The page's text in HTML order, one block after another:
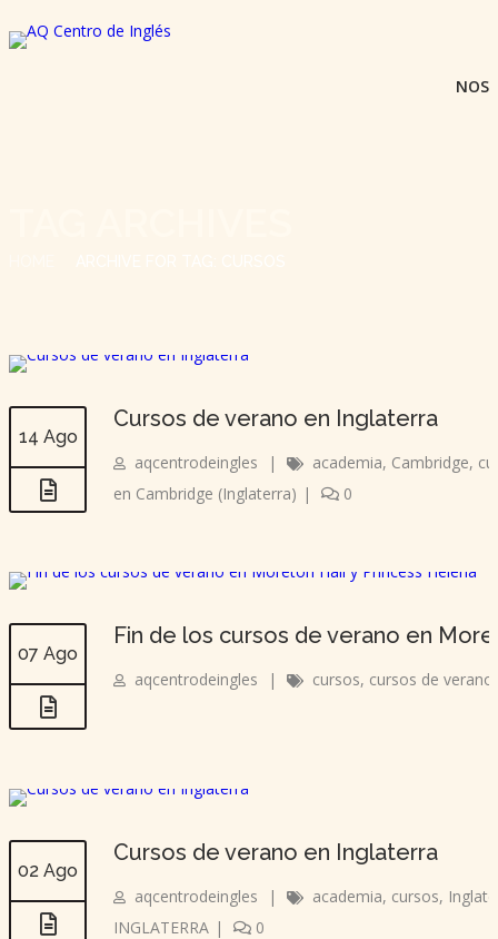
14 Ago
Cursos de verano en Inglaterra
aqcentrodeingles | academia, Cambridge,
en Cambridge (Inglaterra) | 0
07 Ago
Fin de los cursos de verano en
aqcentrodeingles | cursos, cursos de verano
02 Ago
Cursos de verano en Inglaterra
aqcentrodeingles | academia, cursos,
INGLATERRA | 0